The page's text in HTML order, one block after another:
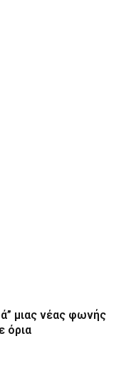
μιας νέας φωνής
όρια